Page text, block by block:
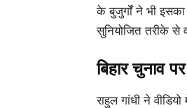
के बुजुर्गों ने भी
सुनियोजित तरीके से
बिहार चुनाव
राहुल गांधी ने